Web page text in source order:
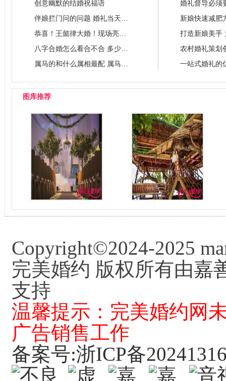
创意幽默的结婚祝福语
伴娘拦门问的问题 婚礼当天伴娘怎
恭喜！王懿律大婚！现场亮了....
八字合婚怎么看合不合 多少字算好
属马的和什么属相最配 属马的属相
图库推荐
情
Copyright©2024-2025
完美婚约 版权所有由嘉
支持
温馨提示：完美婚约网
广告销售工作
备案号:浙ICP备